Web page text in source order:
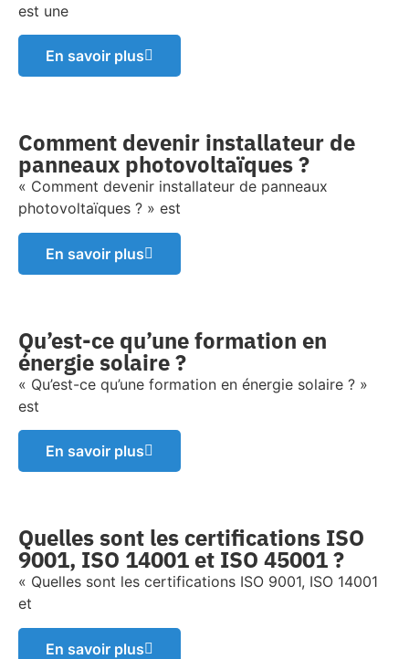
est une
En savoir plus
Comment devenir installateur de
panneaux photovoltaïques ?
« Comment devenir installateur de panneaux
photovoltaïques ? » est
En savoir plus
Qu’est-ce qu’une formation en
énergie solaire ?
« Qu’est-ce qu’une formation en énergie solaire ? »
est
En savoir plus
Quelles sont les certifications ISO
9001, ISO 14001 et ISO 45001 ?
« Quelles sont les certifications ISO 9001, ISO 14001
et
En savoir plus